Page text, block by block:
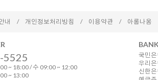
내 / 개인정보처리방침 / 이용약관 / 아롬나옴
5525
~ 18:00 / 수 09:00 ~ 12:00
~ 13:00
국민
우리
신한